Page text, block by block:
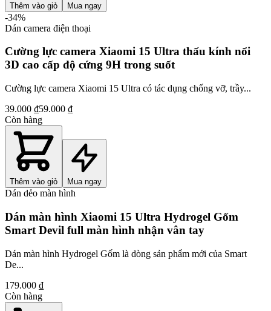
Thêm vào giỏ Mua ngay
-34%
Dán camera điện thoại
Cường lực camera Xiaomi 15 Ultra thấu kính nổi
3D cao cấp độ cứng 9H trong suốt
Cường lực camera Xiaomi 15 Ultra có tác dụng chống vỡ, trầy...
39.000 ₫59.000 ₫
Còn hàng
Thêm vào giỏ Mua ngay
Dán dẻo màn hình
Dán màn hình Xiaomi 15 Ultra Hydrogel Gốm
Smart Devil full màn hình nhận vân tay
Dán màn hình Hydrogel Gốm là dòng sản phẩm mới của Smart
De...
179.000 ₫
Còn hàng